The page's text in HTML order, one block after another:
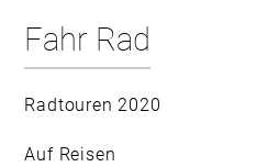
Fahr Rad
Radtouren 2020
Auf Reisen